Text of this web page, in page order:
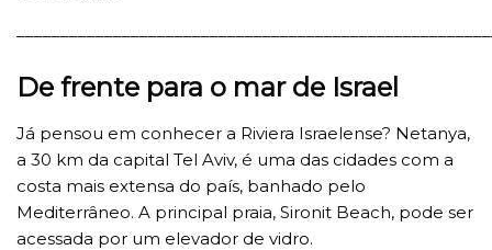
De frente para o mar de Israel
Já pensou em conhecer a Riviera Israelense? Netanya,
a 30 km da capital Tel Aviv, é uma das cidades com a
costa mais extensa do país, banhado pelo
Mediterrâneo. A principal praia, Sironit Beach, pode ser
acessada por um elevador de vidro.